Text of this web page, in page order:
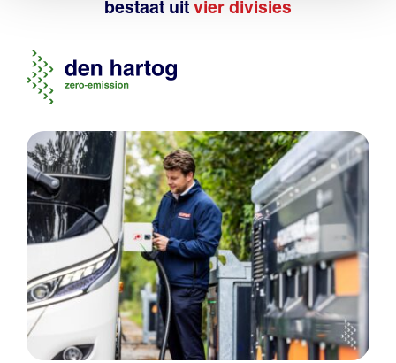
bestaat uit vier divisies